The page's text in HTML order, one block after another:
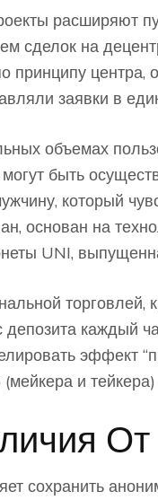
сделок на
заявки в
объемах
быть
который
основан на
UNI,
депозита каждый
эффект
и
сохранить